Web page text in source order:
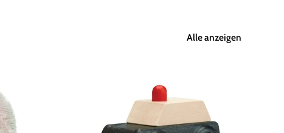
Alle anzeigen